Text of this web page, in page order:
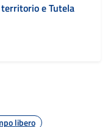
e Tutela
libero